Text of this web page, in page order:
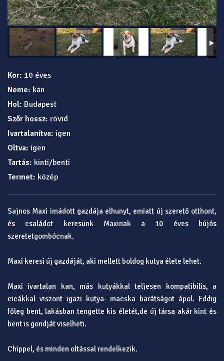
Kor: 10 éves
Neme: kan
Hol: Budapest
Szőr hossz: rövid
Ivartalanítva: igen
Oltva: igen
Tartás: kinti/benti
Termet: közép
Sajnos Maxi imádott gazdája elhunyt, emiatt új szerető otthont,
és családot keresünk Maxinak a 10 éves bújós
szeretetgombócnak.
Maxi keresi új gazdáját, aki mellett boldog kutya élete lehet.
Maxi ivartalan kan, más kutyákkal teljesen kompatibilis, a
cicákkal viszont igazi kutya- macska barátságot ápol. Eddig
főleg bent, lakásban tengette kis életét,de új társa akár kint és
bent is gondját viselheti.
Chippel, és minden oltással rendelkezik.